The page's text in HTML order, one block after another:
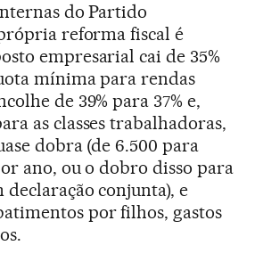
do Partido
reforma fiscal é
empresarial cai de 35%
mínima para rendas
de 39% para 37% e,
as classes trabalhadoras,
dobra (de 6.500 para
ano, ou o dobro disso para
declaração conjunta), e
por filhos, gastos